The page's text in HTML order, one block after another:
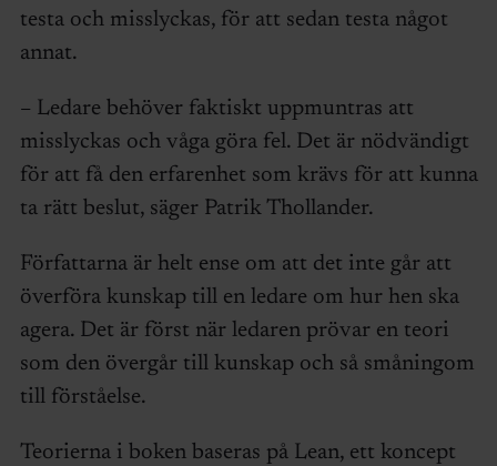
testa och misslyckas, för att sedan testa något
annat.
– Ledare behöver faktiskt uppmuntras att
misslyckas och våga göra fel. Det är nödvändigt
för att få den erfarenhet som krävs för att kunna
ta rätt beslut, säger Patrik Thollander.
Författarna är helt ense om att det inte går att
överföra kunskap till en ledare om hur hen ska
agera. Det är först när ledaren prövar en teori
som den övergår till kunskap och så småningom
till förståelse.
Teorierna i boken baseras på Lean, ett koncept